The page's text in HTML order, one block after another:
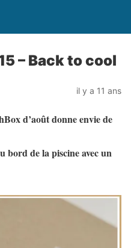
– Back to cool
il y a 11 ans
d’août donne envie de
bord de la piscine avec un